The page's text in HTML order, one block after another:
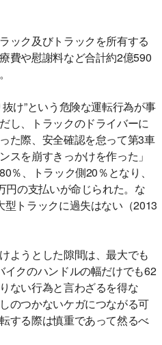
ック及びトラックを所有する
費や慰謝料など合計約2億590
け”という危険な運転行為が事
し、トラックのドライバーに
た際、安全確認を怠って第3車
スを崩すきっかけを作った」
％、トラック側20％となり、
円の支払いが命じられた。な
トラックに過失はない（2013
ようとした隙間は、最大でも
クのハンドルの幅だけでも62
ない行為と言わざるを得な
のつかないケガにつながる可
する際は慎重であって然るべ